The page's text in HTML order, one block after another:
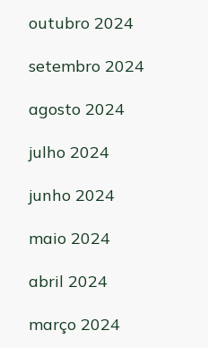
outubro 2024
setembro 2024
agosto 2024
julho 2024
junho 2024
maio 2024
abril 2024
março 2024